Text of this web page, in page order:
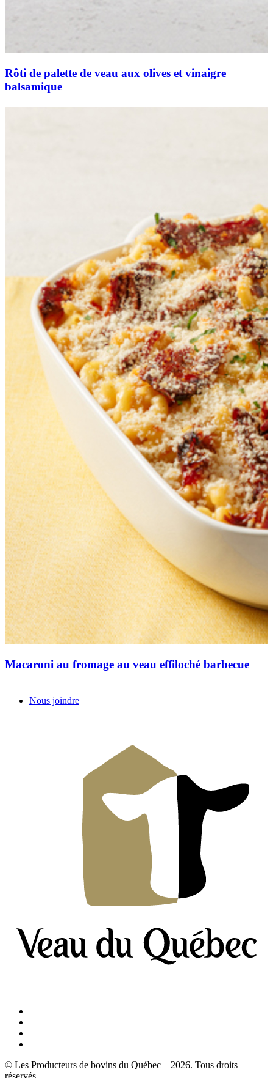
Rôti de palette de veau aux olives et vinaigre
balsamique
Macaroni au fromage au veau effiloché barbecue
Nous joindre
© Les Producteurs de bovins du Québec – 2026. Tous droits
réservés.